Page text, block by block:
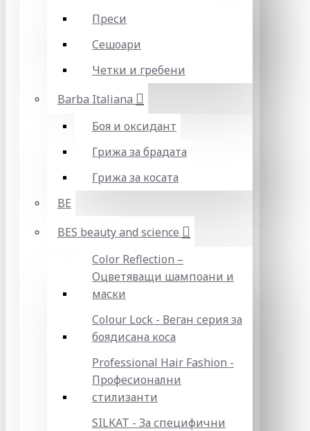
Преси
Сешоари
Четки и гребени
Barba Italiana
Боя и оксидант
Грижа за брадата
Грижа за косата
BE
BES beauty and science
Color Reflection –
Оцветяващи шампоани и
маски
Colour Lock - Веган серия за
боядисана коса
Professional Hair Fashion -
Професионални
стилизанти
SILKAT - За специфични